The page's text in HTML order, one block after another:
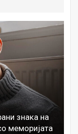
знака на
меморијата